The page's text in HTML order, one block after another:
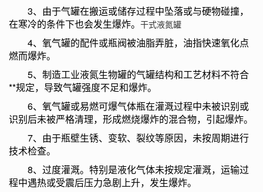
3、由于气罐在搬运或储存过程中坠落或与硬物碰撞，
在寒冷的条件下也会发生爆炸。 干式液氮罐
4、氧气罐的配件或瓶阀被油脂弄脏，油指快速氧化点
燃而爆炸。
5、制造工业液氮生物罐的气罐结构和工艺材料不符合
**规定，导致气罐强度不足和爆炸。
6、氧气罐或易燃可爆气体瓶在灌溉过程中未被识别或
识别后未被严格清理，形成燃烧爆炸的混合物，引起爆炸。
7、由于瓶壁生锈、变软、裂纹等原因，未按周期进行
技术检查。
8、过度灌溉。特别是液化气体未按规定灌溉，运输过
程中遇热或受震后压力急剧上升，发生爆炸。